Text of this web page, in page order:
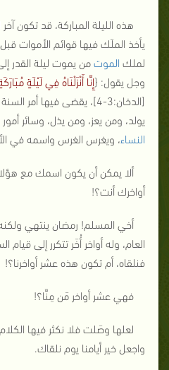
هذه الليلة المباركة، قد تكون
يأخذ الملَك فيها قوائم الأموات
لملك الموتمن يموت ليلة القدر
وجل يقول: {إِنَّا أَنْزَلْنَاهُ فِي لَيْلَةٍ
[الدخان:3-4]، يقضى فيها
يولد، ومن يعز، ومن يذل، وسائر
النساء، ويغرس الغرس واسمه في
ألا يمكن أن يكون اسمك مع
أواخرك أنت؟!
أخي المسلم! رمضان ينتهي
العام، وله أواخر أُخَر تتكرر إلى
فنلقاه، أم تكون هذه عشر أواخرنا؟!
فهي عشر أواخر مَن مِنَّا؟!
لعلها وصَلت فلا نكثر فيها
واجعل خير أيامنا يوم نلقاك.